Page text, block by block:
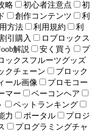
略 初心者注意点
初
創作コンテンツ
利
方法 利用規約
利
引購入
ロブロックス
解説 安く買う
プ
ックスフルーツグッズ
クチェーン
ブロック
ール画像
プロモコー
マー
ベーコンヘア
ペットランキング
力 ポータル
プロジ
プログラミングチャ